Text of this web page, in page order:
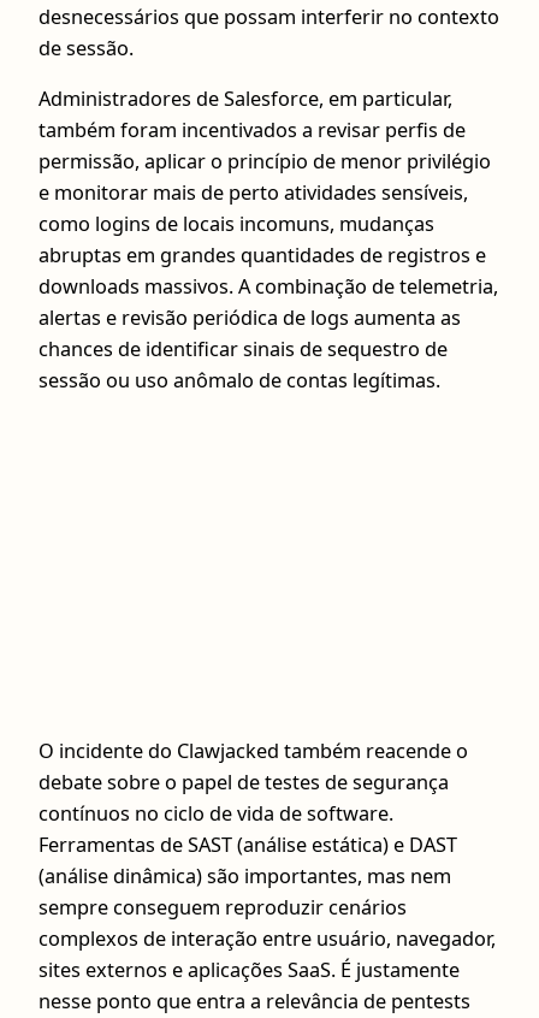
desnecessários que possam interferir no contexto
de sessão.
Administradores de Salesforce, em particular,
também foram incentivados a revisar perfis de
permissão, aplicar o princípio de menor privilégio
e monitorar mais de perto atividades sensíveis,
como logins de locais incomuns, mudanças
abruptas em grandes quantidades de registros e
downloads massivos. A combinação de telemetria,
alertas e revisão periódica de logs aumenta as
chances de identificar sinais de sequestro de
sessão ou uso anômalo de contas legítimas.
O incidente do Clawjacked também reacende o
debate sobre o papel de testes de segurança
contínuos no ciclo de vida de software.
Ferramentas de SAST (análise estática) e DAST
(análise dinâmica) são importantes, mas nem
sempre conseguem reproduzir cenários
complexos de interação entre usuário, navegador,
sites externos e aplicações SaaS. É justamente
nesse ponto que entra a relevância de pentests